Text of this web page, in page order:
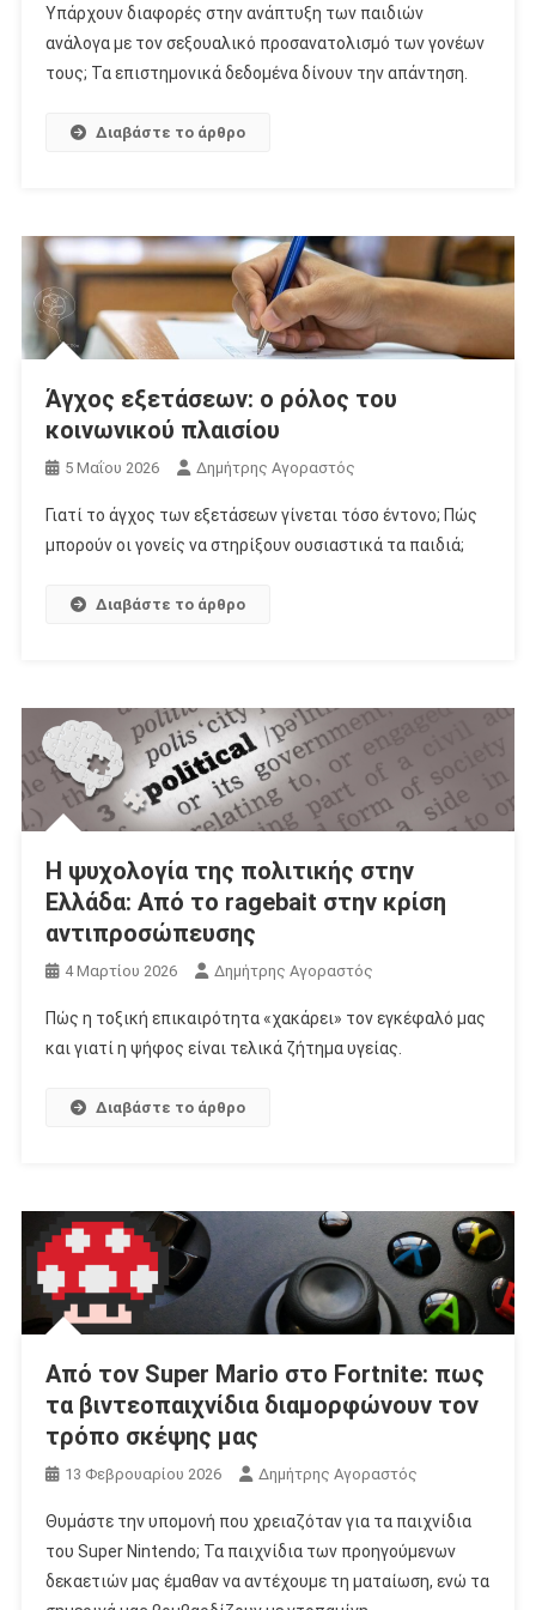
Υπάρχουν διαφορές στην ανάπτυξη των παιδιών
ανάλογα με τον σεξουαλικό προσανατολισμό των γονέων
τους; Τα επιστημονικά δεδομένα δίνουν την απάντηση.
Διαβάστε το άρθρο
Άγχος εξετάσεων: ο ρόλος του
κοινωνικού πλαισίου
5 Μαΐου 2026 Δημήτρης Αγοραστός
Γιατί το άγχος των εξετάσεων γίνεται τόσο έντονο; Πώς
μπορούν οι γονείς να στηρίξουν ουσιαστικά τα παιδιά;
Διαβάστε το άρθρο
Η ψυχολογία της πολιτικής στην
Ελλάδα: Από το ragebait στην κρίση
αντιπροσώπευσης
4 Μαρτίου 2026 Δημήτρης Αγοραστός
Πώς η τοξική επικαιρότητα «χακάρει» τον εγκέφαλό μας
και γιατί η ψήφος είναι τελικά ζήτημα υγείας.
Διαβάστε το άρθρο
Από τον Super Mario στο Fortnite: πως
τα βιντεοπαιχνίδια διαμορφώνουν τον
τρόπο σκέψης μας
13 Φεβρουαρίου 2026 Δημήτρης Αγοραστός
Θυμάστε την υπομονή που χρειαζόταν για τα παιχνίδια
του Super Nintendo; Τα παιχνίδια των προηγούμενων
δεκαετιών μας έμαθαν να αντέχουμε τη ματαίωση, ενώ τα